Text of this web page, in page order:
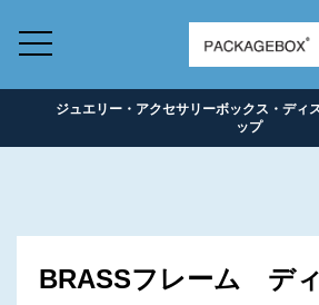
ジュエリー・アクセサリーボックス・ディ
ップ
BRASSフレーム デ